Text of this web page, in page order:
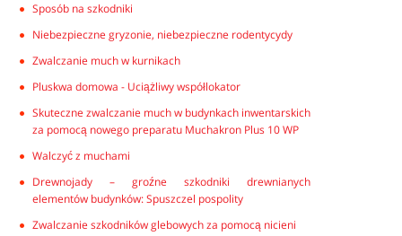
Sposób na szkodniki
Niebezpieczne gryzonie, niebezpieczne rodentycydy
Zwalczanie much w kurnikach
Pluskwa domowa - Uciążliwy współlokator
Skuteczne zwalczanie much w budynkach inwentarskich
za pomocą nowego preparatu Muchakron Plus 10 WP
Walczyć z muchami
Drewnojady – groźne szkodniki drewnianych
elementów budynków: Spuszczel pospolity
Zwalczanie szkodników glebowych za pomocą nicieni